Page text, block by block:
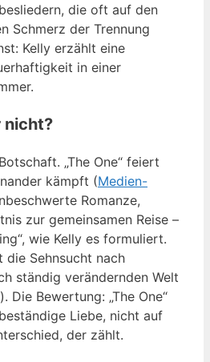
die oft auf den
Schmerz der Trennung
Kelly erzählt eine
in einer
nicht?
„The One“ feiert
kämpft (Medien-
Romanze,
zur gemeinsamen Reise –
wie Kelly es formuliert.
die Sehnsucht nach
ständig verändernden Welt
Die Bewertung: „The One“
Liebe, nicht auf
der zählt.